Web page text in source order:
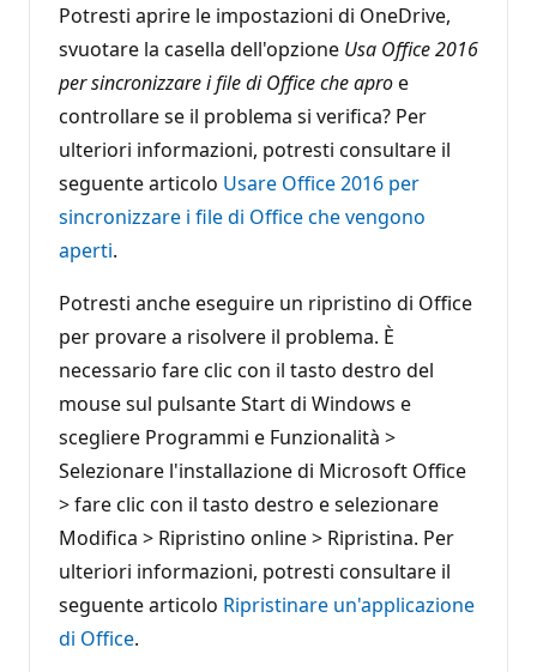
Potresti aprire le impostazioni di OneDrive,
svuotare la casella dell'opzione Usa Office 2016
per sincronizzare i file di Office che aproe
controllare se il problema si verifica? Per
ulteriori informazioni, potresti consultare il
seguente articolo Usare Office 2016 per
sincronizzare i file di Office che vengono
aperti.
Potresti anche eseguire un ripristino di Office
per provare a risolvere il problema. È
necessario fare clic con il tasto destro del
mouse sul pulsante Start di Windows e
scegliere Programmi e Funzionalità >
Selezionare l'installazione di Microsoft Office
> fare clic con il tasto destro e selezionare
Modifica > Ripristino online > Ripristina. Per
ulteriori informazioni, potresti consultare il
seguente articolo Ripristinare un'applicazione
di Office.